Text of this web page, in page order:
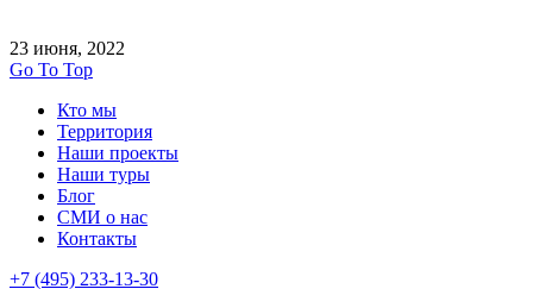
23 июня, 2022
Go To Top
Кто мы
Территория
Наши проекты
Наши туры
Блог
СМИ о нас
Контакты
+7 (495) 233-13-30